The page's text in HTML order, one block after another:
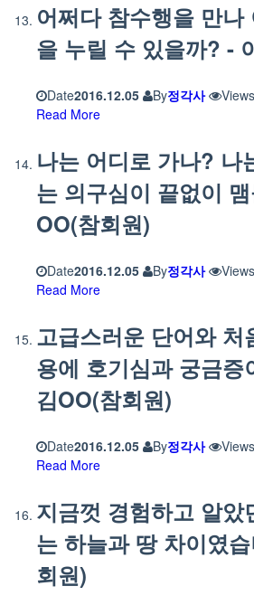
어쩌다 참수행을 만
을 누릴 수 있을까? -
Date2016.12.05 By정각사 Views
Read More
나는 어디로 가나? 나
는 의구심이 끝없이
OO(참회원)
Date2016.12.05 By정각사 Views
Read More
고급스러운 단어와 처
용에 호기심과 궁금증
김OO(참회원)
Date2016.12.05 By정각사 Views
Read More
지금껏 경험하고 알았
는 하늘과 땅 차이였
회원)